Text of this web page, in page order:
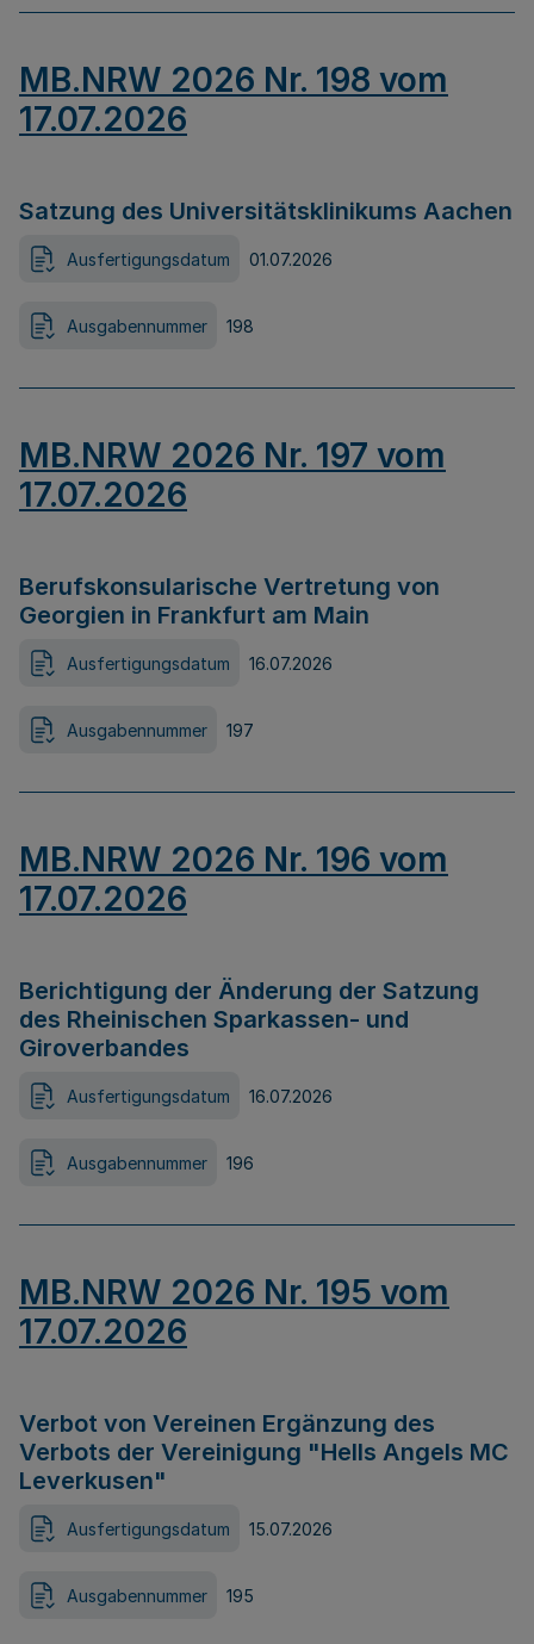
MB.NRW 2026 Nr. 198 vom
17.07.2026
Satzung des Universitätsklinikums Aachen
Ausfertigungsdatum 01.07.2026
Ausgabennummer 198
MB.NRW 2026 Nr. 197 vom
17.07.2026
Berufskonsularische Vertretung von
Georgien in Frankfurt am Main
Ausfertigungsdatum 16.07.2026
Ausgabennummer 197
MB.NRW 2026 Nr. 196 vom
17.07.2026
Berichtigung der Änderung der Satzung
des Rheinischen Sparkassen- und
Giroverbandes
Ausfertigungsdatum 16.07.2026
Ausgabennummer 196
MB.NRW 2026 Nr. 195 vom
17.07.2026
Verbot von Vereinen Ergänzung des
Verbots der Vereinigung "Hells Angels MC
Leverkusen"
Ausfertigungsdatum 15.07.2026
Ausgabennummer 195